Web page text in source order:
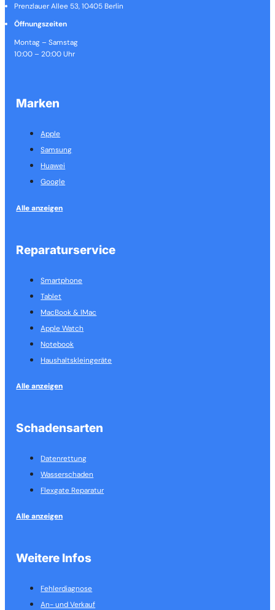
Prenzlauer Allee 53, 10405 Berlin
Öffnungszeiten
Montag – Samstag
10:00 – 20:00 Uhr
Marken
Apple
Samsung
Huawei
Google
Alle anzeigen
Reparaturservice
Smartphone
Tablet
MacBook & IMac
Apple Watch
Notebook
Haushalts­kleingeräte
Alle anzeigen
Schadensarten
Datenrettung
Wasserschaden
Flexgate Reparatur
Alle anzeigen
Weitere Infos
Fehlerdiagnose
An- und Verkauf